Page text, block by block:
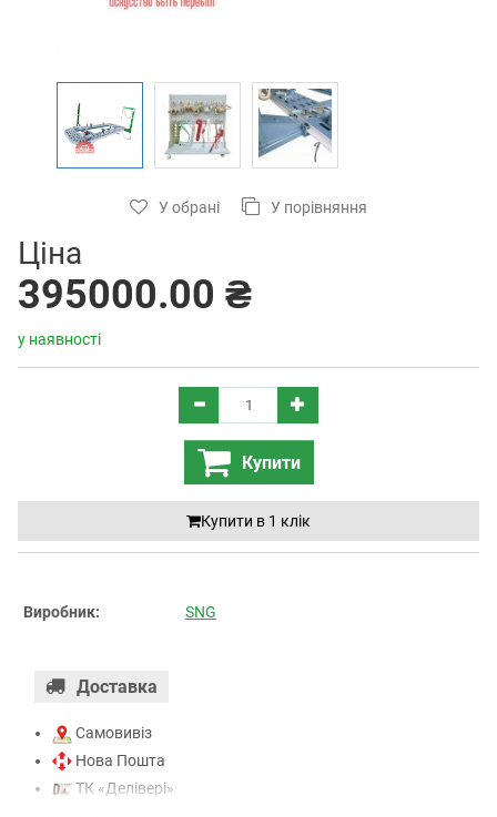
У обрані У порівняння
Ціна
395000.00 ₴
у наявності
Купити
Купити в 1 клiк
Виробник: SNG
Доставка
Самовивіз
Нова Пошта
ТК «Делівері»